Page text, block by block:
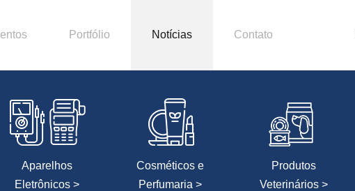
Portfólio Notícias Contato
Aparelhos
Eletrônicos >
Cosméticos e
Perfumaria >
Produtos
Veterinários >